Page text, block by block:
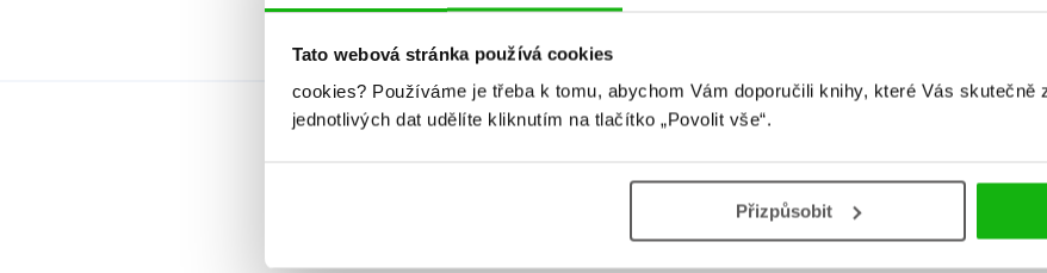
Tato webová stránka používá cookies
cookies? Používáme je třeba k tomu, abychom Vám doporučili knihy, které Vás skutečně
jednotlivých dat udělíte kliknutím na tlačítko „Povolit vše“.
Přizpůsobit
Video